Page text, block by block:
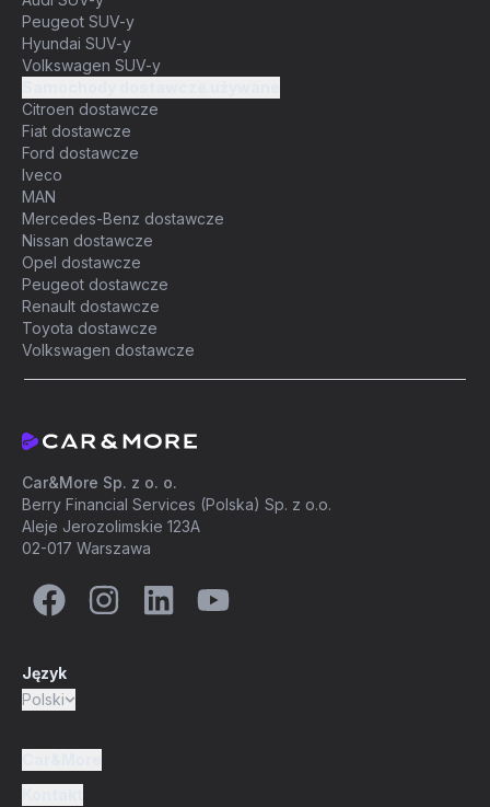
Peugeot SUV-y
Hyundai SUV-y
Volkswagen SUV-y
Citroen dostawcze
Fiat dostawcze
Ford dostawcze
Iveco
MAN
Mercedes-Benz dostawcze
Nissan dostawcze
Opel dostawcze
Peugeot dostawcze
Renault dostawcze
Toyota dostawcze
Volkswagen dostawcze
Car&More Sp. z o. o.
Berry Financial Services (Polska) Sp. z o.o.
Aleje Jerozolimskie 123A
02-017 Warszawa
Język
Polski